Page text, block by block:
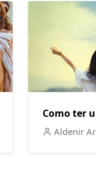
Como ter
Aldenir